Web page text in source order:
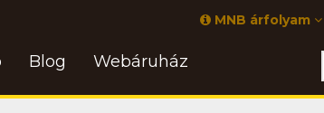
MNB árfolyam
Blog Webáruház